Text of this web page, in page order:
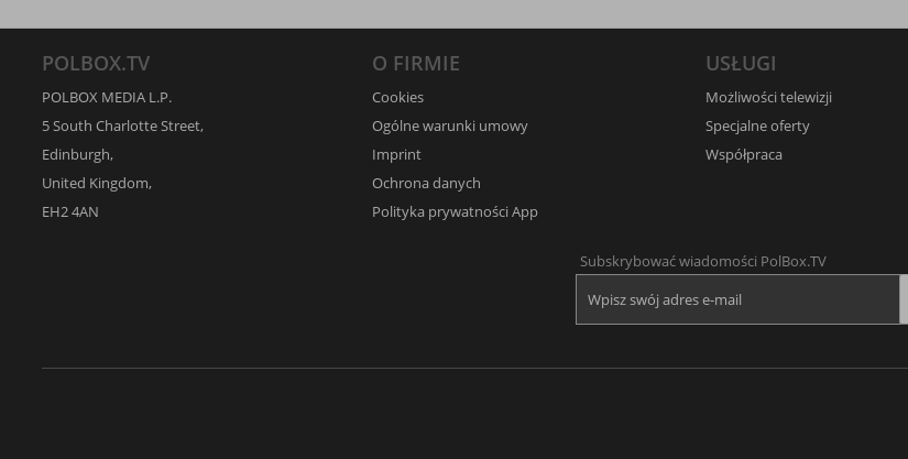
POLBOX.TV
POLBOX MEDIA L.P.
5 South Charlotte Street,
Edinburgh,
United Kingdom,
EH2 4AN
O FIRMIE
Cookies
Ogólne warunki umowy
Imprint
Ochrona danych
Polityka prywatności App
USŁUGI
Możliwości telewizji
Specjalne oferty
Współpraca
Subskrybować wiadomości PolBox.TV